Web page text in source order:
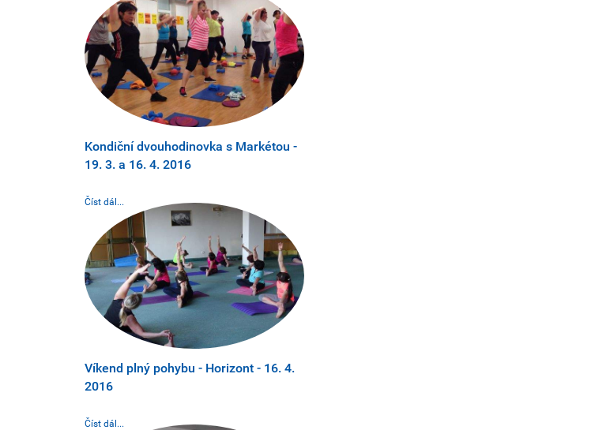
Kondiční dvouhodinovka s Markétou -
19. 3. a 16. 4. 2016
Číst dál...
Víkend plný pohybu - Horizont - 16. 4.
2016
Číst dál...